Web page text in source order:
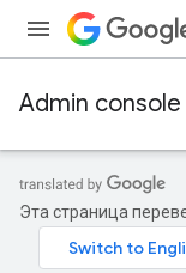
Admin console
Эта страница